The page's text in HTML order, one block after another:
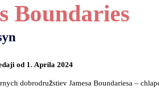
Boundaries
od 1. Apríla 2024
dobrodružstiev Jamesa Boundariesa –